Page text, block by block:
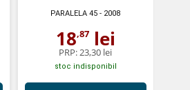
PARALELA 45 - 2008
18,87lei
PRP:23,30 lei
stoc indisponibil